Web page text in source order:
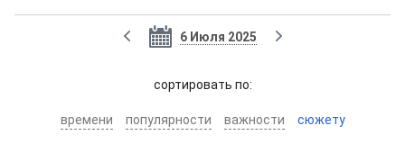
6 Июля 2025
cортировать по:
времени популярности важности сюжету